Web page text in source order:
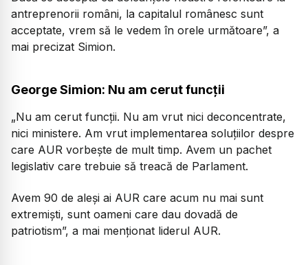
antreprenorii români, la capitalul românesc sunt
acceptate, vrem să le vedem în orele următoare”, a
mai precizat Simion.
George Simion: Nu am cerut funcții
„Nu am cerut funcții. Nu am vrut nici deconcentrate,
nici ministere. Am vrut implementarea soluțiilor despre
care AUR vorbește de mult timp. Avem un pachet
legislativ care trebuie să treacă de Parlament.
Avem 90 de aleși ai AUR care acum nu mai sunt
extremiști, sunt oameni care dau dovadă de
patriotism”, a mai menționat liderul AUR.